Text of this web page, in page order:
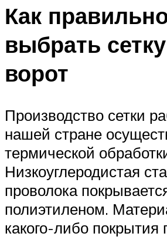
Как
выбрать
ворот
Производство сетки
нашей стране
термической
Низкоуглеродистая
проволока
полиэтиленом.
какого-либо покрытия